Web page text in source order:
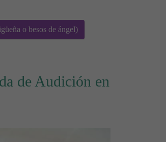
o besos de ángel)
de Audición en